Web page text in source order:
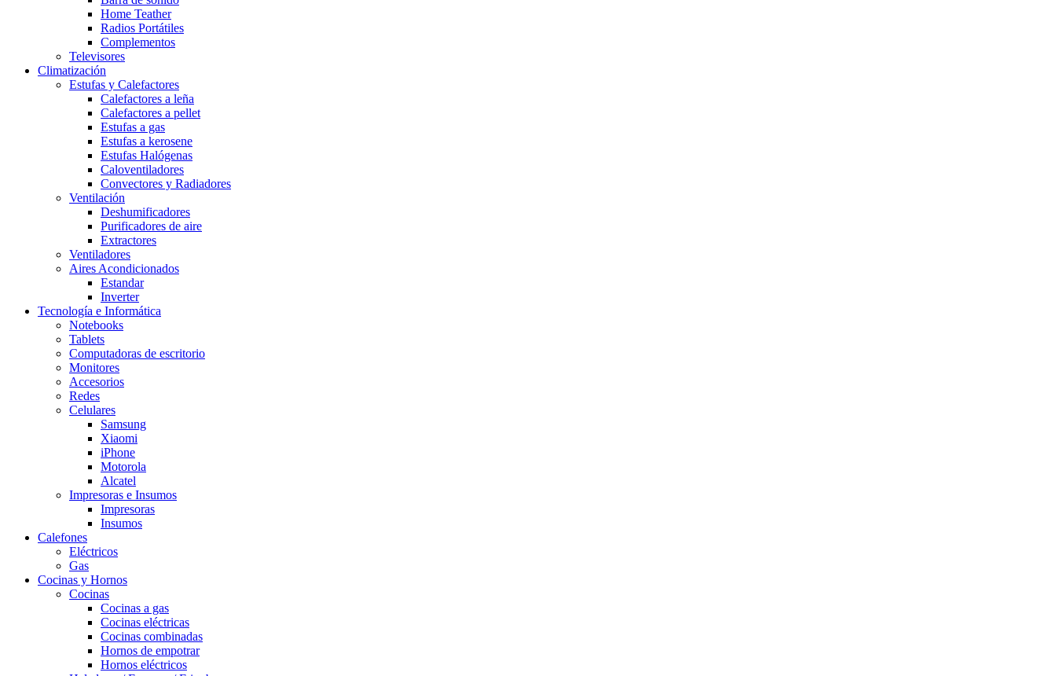
Home Teather
Radios Portátiles
Complementos
Televisores
Climatización
Estufas y Calefactores
Calefactores a leña
Calefactores a pellet
Estufas a gas
Estufas a kerosene
Estufas Halógenas
Caloventiladores
Convectores y Radiadores
Ventilación
Deshumificadores
Purificadores de aire
Extractores
Ventiladores
Aires Acondicionados
Estandar
Inverter
Tecnología e Informática
Notebooks
Tablets
Computadoras de escritorio
Monitores
Accesorios
Redes
Celulares
Samsung
Xiaomi
iPhone
Motorola
Alcatel
Impresoras e Insumos
Impresoras
Insumos
Calefones
Eléctricos
Gas
Cocinas y Hornos
Cocinas
Cocinas a gas
Cocinas eléctricas
Cocinas combinadas
Hornos de empotrar
Hornos eléctricos